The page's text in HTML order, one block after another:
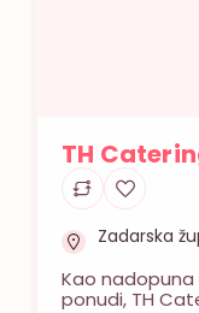
TH
Zadarska
Kao
ponudi, TH